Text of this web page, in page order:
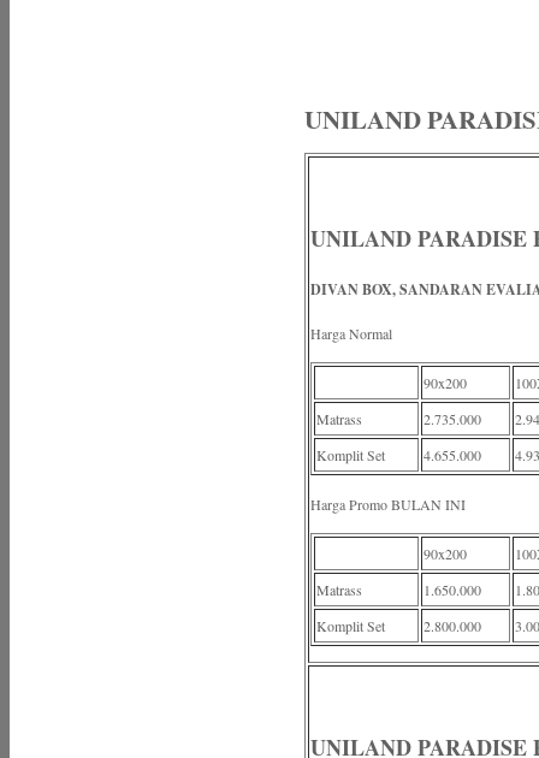
UNILAND
UNILAND PARADISE
DIVAN BOX, SANDARAN
Harga Normal
90x200
Matrass
2.735.000
Komplit Set
4.655.000
Harga Promo BULAN INI
90x200
Matrass
1.650.000
Komplit Set
2.800.000
UNILAND PARADISE